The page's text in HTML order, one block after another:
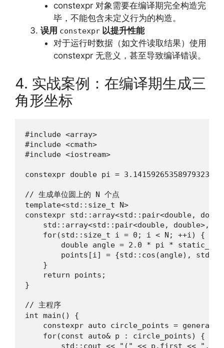
constexpr 对象需要在编译期完全构造完
毕，不能包含未定义行为的构造。
误用 constexpr 以提升性能
对于运行时数据（如文件读取结果）使用
constexpr 无意义，甚至导致编译错误。
4. 实战案例：在编译期生成三
角形坐标
#include <array>
#include <cmath>
#include <iostream>
constexpr double pi =
// 生成单位圆上的 N 个点
template<std::size_t N>
constexpr std::array<std::pair<double,
std::array<std::pair<double, double>,
    for(std::size_t i = 0; i < N; ++i) {
double angle = 2.0 * pi *
points[i] = {std::cos(angle),
    }
    return points;
}
// 主程序
int main() {
constexpr auto circle_points =
    for(const auto& p : circle_points) {
std::cout << "(" << p.first << ", "